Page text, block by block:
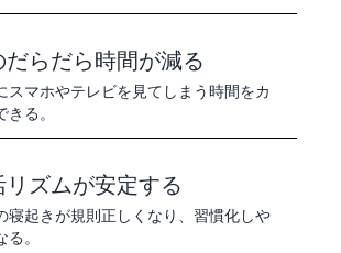
だらだら時間が減る
スマホやテレビを見てしまう時間をカ
きる。
リズムが安定する
寝起きが規則正しくなり、習慣化しや
。